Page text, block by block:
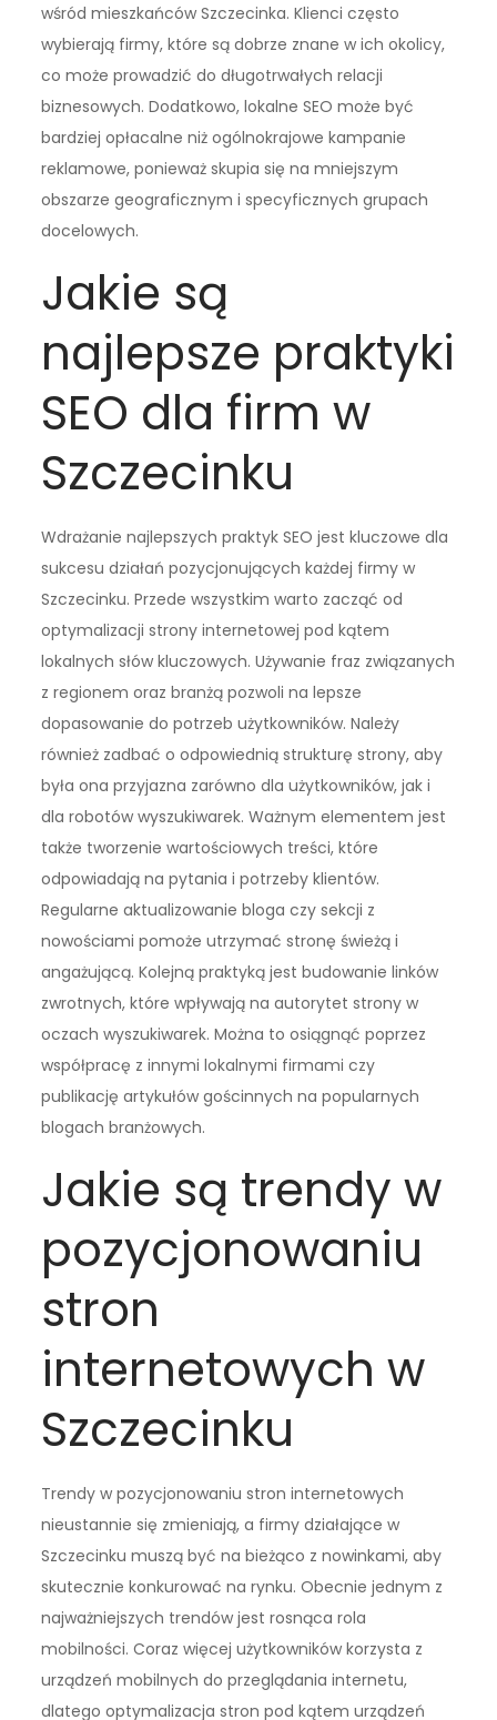
wśród mieszkańców Szczecinka. Klienci często
wybierają firmy, które są dobrze znane w ich okolicy,
co może prowadzić do długotrwałych relacji
biznesowych. Dodatkowo, lokalne SEO może być
bardziej opłacalne niż ogólnokrajowe kampanie
reklamowe, ponieważ skupia się na mniejszym
obszarze geograficznym i specyficznych grupach
docelowych.
Jakie są
najlepsze praktyki
SEO dla firm w
Szczecinku
Wdrażanie najlepszych praktyk SEO jest kluczowe dla
sukcesu działań pozycjonujących każdej firmy w
Szczecinku. Przede wszystkim warto zacząć od
optymalizacji strony internetowej pod kątem
lokalnych słów kluczowych. Używanie fraz związanych
z regionem oraz branżą pozwoli na lepsze
dopasowanie do potrzeb użytkowników. Należy
również zadbać o odpowiednią strukturę strony, aby
była ona przyjazna zarówno dla użytkowników, jak i
dla robotów wyszukiwarek. Ważnym elementem jest
także tworzenie wartościowych treści, które
odpowiadają na pytania i potrzeby klientów.
Regularne aktualizowanie bloga czy sekcji z
nowościami pomoże utrzymać stronę świeżą i
angażującą. Kolejną praktyką jest budowanie linków
zwrotnych, które wpływają na autorytet strony w
oczach wyszukiwarek. Można to osiągnąć poprzez
współpracę z innymi lokalnymi firmami czy
publikację artykułów gościnnych na popularnych
blogach branżowych.
Jakie są trendy w
pozycjonowaniu
stron
internetowych w
Szczecinku
Trendy w pozycjonowaniu stron internetowych
nieustannie się zmieniają, a firmy działające w
Szczecinku muszą być na bieżąco z nowinkami, aby
skutecznie konkurować na rynku. Obecnie jednym z
najważniejszych trendów jest rosnąca rola
mobilności. Coraz więcej użytkowników korzysta z
urządzeń mobilnych do przeglądania internetu,
dlatego optymalizacja stron pod kątem urządzeń